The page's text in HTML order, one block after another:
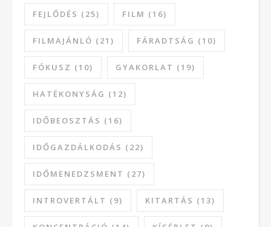
FEJLŐDÉS (25) FILM (16)
FILMAJÁNLÓ (21) FÁRADTSÁG (10)
FÓKUSZ (10) GYAKORLAT (19)
HATÉKONYSÁG (12)
IDŐBEOSZTÁS (16)
IDŐGAZDÁLKODÁS (22)
IDŐMENEDZSMENT (27)
INTROVERTÁLT (9) KITARTÁS (13)